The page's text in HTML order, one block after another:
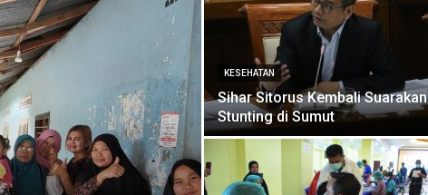
KESEHATAN
Sihar Sitorus Kembali Suarakan
Stunting di Sumut